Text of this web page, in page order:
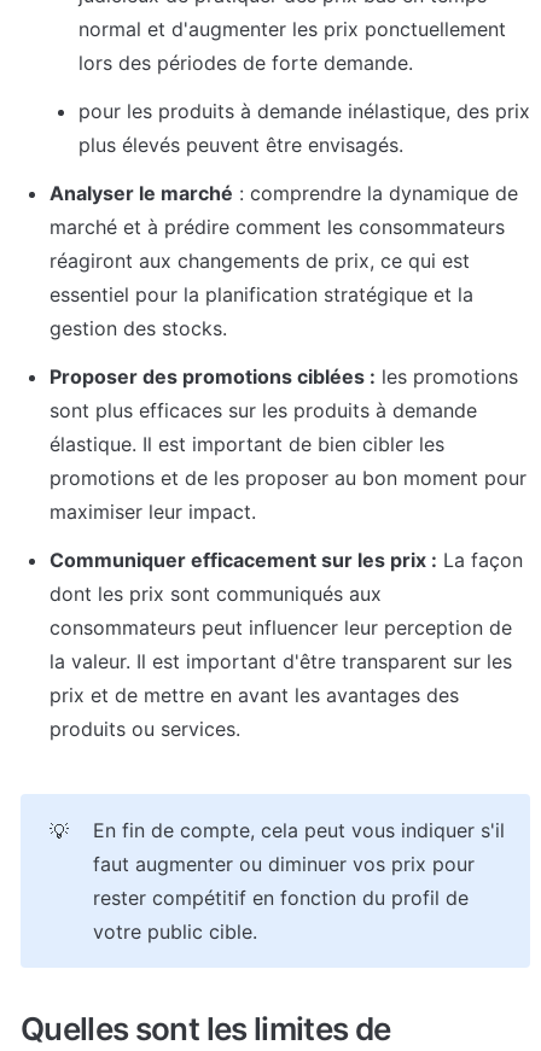
normal et d'augmenter les prix ponctuellement
lors des périodes de forte demande.
pour les produits à demande inélastique, des prix
plus élevés peuvent être envisagés.
Analyser le marché : comprendre la dynamique de
marché et à prédire comment les consommateurs
réagiront aux changements de prix, ce qui est
essentiel pour la planification stratégique et la
gestion des stocks.
Proposer des promotions ciblées : les promotions
sont plus efficaces sur les produits à demande
élastique. Il est important de bien cibler les
promotions et de les proposer au bon moment pour
maximiser leur impact.
Communiquer efficacement sur les prix : La façon
dont les prix sont communiqués aux
consommateurs peut influencer leur perception de
la valeur. Il est important d'être transparent sur les
prix et de mettre en avant les avantages des
produits ou services.
💡
En fin de compte, cela peut vous indiquer s'il
faut augmenter ou diminuer vos prix pour
rester compétitif en fonction du profil de
votre public cible.
Quelles sont les limites de